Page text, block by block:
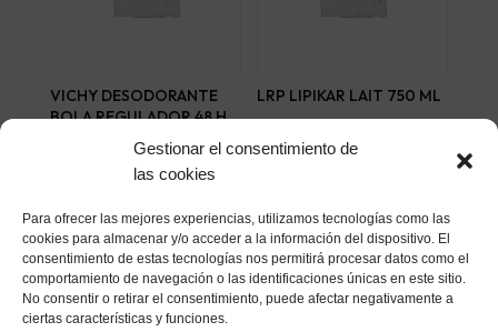
Gestionar el consentimiento de
las cookies
Para ofrecer las mejores experiencias, utilizamos tecnologías como las
cookies para almacenar y/o acceder a la información del dispositivo. El
consentimiento de estas tecnologías nos permitirá procesar datos como el
comportamiento de navegación o las identificaciones únicas en este sitio.
No consentir o retirar el consentimiento, puede afectar negativamente a
ciertas características y funciones.
VICHY DESODORANTE
BOLA REGULADOR 48 H
Añadir al carrito
LRP LIPIKAR LAIT 750 ML